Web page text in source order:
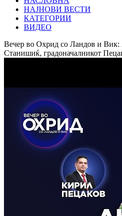
НАЈНОВИ ВЕСТИ
КАТЕГОРИИ
ВИДЕО
Вечер во Охрид со Ландов и Вик:
Станишиќ, градоначалникот